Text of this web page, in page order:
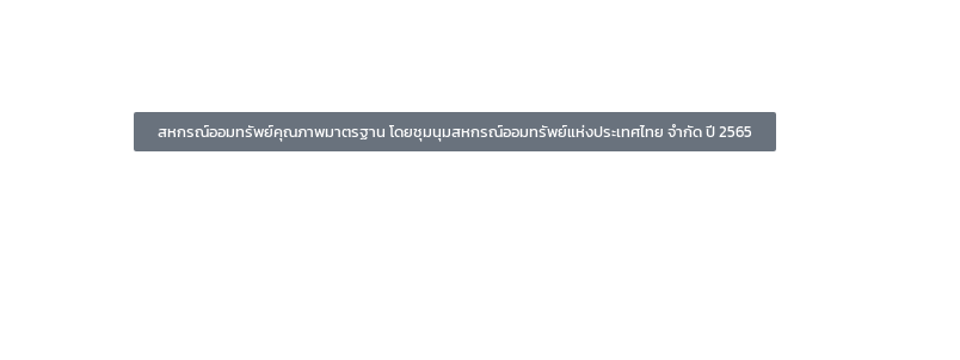
สหกรณ์ออมทรัพย์คุณภาพมาตรฐาน โดยชุมนุมสหกรณ์ออมทรัพย์แห่งประเทศไทย จำกัด ปี 2565